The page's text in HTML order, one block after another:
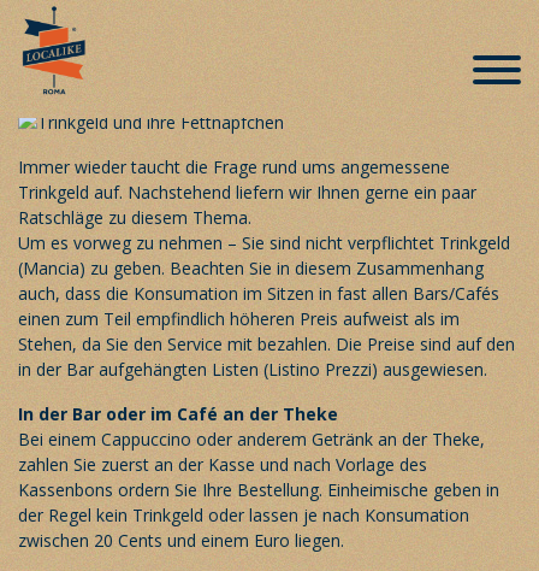
Praktische Tipps für Ihren
Romaufenthalt – Trinkgeld like a local
Veröffentlicht am 1. April 2019
Immer wieder taucht die Frage rund ums angemessene
Trinkgeld auf. Nachstehend liefern wir Ihnen gerne ein paar
Ratschläge zu diesem Thema.
Um es vorweg zu nehmen – Sie sind nicht verpflichtet Trinkgeld
(Mancia) zu geben. Beachten Sie in diesem Zusammenhang
auch, dass die Konsumation im Sitzen in fast allen Bars/Cafés
einen zum Teil empfindlich höheren Preis aufweist als im
Stehen, da Sie den Service mit bezahlen. Die Preise sind auf den
in der Bar aufgehängten Listen (Listino Prezzi) ausgewiesen.
In der Bar oder im Café an der Theke
Bei einem Cappuccino oder anderem Getränk an der Theke,
zahlen Sie zuerst an der Kasse und nach Vorlage des
Kassenbons ordern Sie Ihre Bestellung. Einheimische geben in
der Regel kein Trinkgeld oder lassen je nach Konsumation
zwischen 20 Cents und einem Euro liegen.